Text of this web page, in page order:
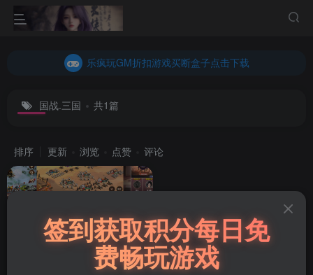
乐疯玩GM折扣游戏买断盒子点击下载
乐疯玩GM折扣游戏买断盒子点击下载
国战.三国
共1篇
排序 更新 浏览 点赞 评论
签到获取积分每日免
费畅玩游戏